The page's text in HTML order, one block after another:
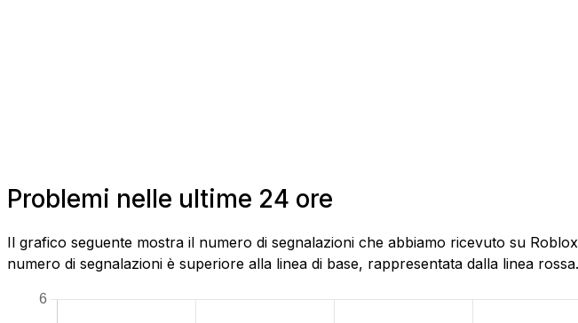
Problemi nelle ultime 24 ore
Il grafico seguente mostra il numero di segnalazioni che abbiamo ricevuto su
numero di segnalazioni è superiore alla linea di base, rappresentata dalla linea rossa.